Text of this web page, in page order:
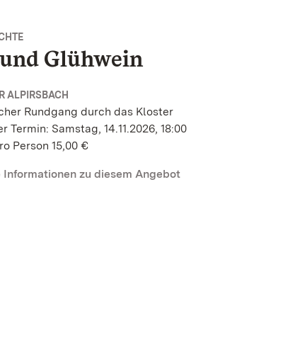
Glühwein
ALPIRSBACH
Rundgang durch das Kloster
Termin: Samstag, 14.11.2026, 18:00
Person 15,00 €
Informationen zu diesem Angebot